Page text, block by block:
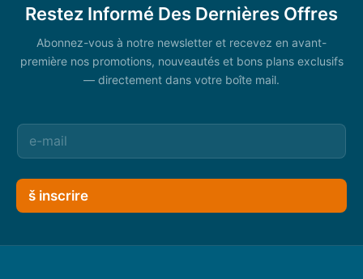
Restez Informé Des Dernières Offres
Abonnez-vous à notre newsletter et recevez en avant-
première nos promotions, nouveautés et bons plans exclusifs
— directement dans votre boîte mail.
š inscrire